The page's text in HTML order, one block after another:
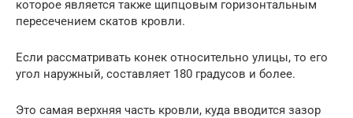
которое является также щипцовым горизонтальным
пересечением скатов кровли.
Если рассматривать конек относительно улицы, то его
угол наружный, составляет 180 градусов и более.
Это самая верхняя часть кровли, куда вводится зазор